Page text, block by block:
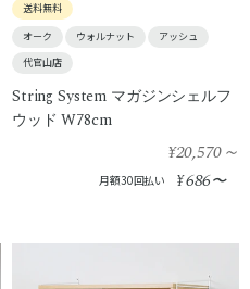
送料無料
オーク
ウォルナット
アッシュ
代官山店
String System マガジンシェルフ
ウッド W78cm
¥20,570～
月額30回払い ¥686〜